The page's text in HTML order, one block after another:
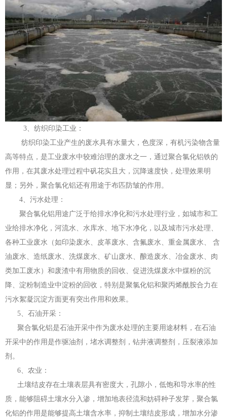
3、纺织印染工业：
纺织印染工业产生的废水具有水量大，色度深，有机污染物含量
高等特点，是工业废水中较难治理的废水之一，通过聚合氯化铝铁的
作用，在其废水处理过程中矾花实且大，沉降速度快，处理效果明
显；另外，聚合氯化铝还有用途于布匹防皱的作用。
4、污水处理：
聚合氯化铝用途广泛于给排水净化和污水处理行业，如城市和工
业给排水净化，河流水、水库水、地下水净化，以及城市污水处理、
各种工业废水（如印染废水、皮革废水、含氟废水、重金属废水、 含
油废水、造纸废水、洗煤废水、矿山废水、酿造废水、冶金废水、肉
类加工废水）和废渣中有用物质的回收、促进洗煤废水中煤粉的沉
降、淀粉制造业中淀粉的回收，特别是聚氯化铝和聚丙烯酰胺合力在
污水絮凝沉淀方面更有突出作用和效果。
5、石油开采：
聚合氯化铝是石油开采中作为废水处理的主要用途材料，在石油
开采中的作用是作驱油剂，堵水调整剂，钻井液调整剂，压裂液添加
剂。
6、农业：
土壤结皮存在土壤表层具有密度大，孔隙小，低饱和导水率的性
质，能够阻碍土壤水分入渗，增加地表径流和妨碍种子发芽，聚合氯
化铝的作用是能够提高土壤含水率，抑制土壤结皮形成，增加水分渗